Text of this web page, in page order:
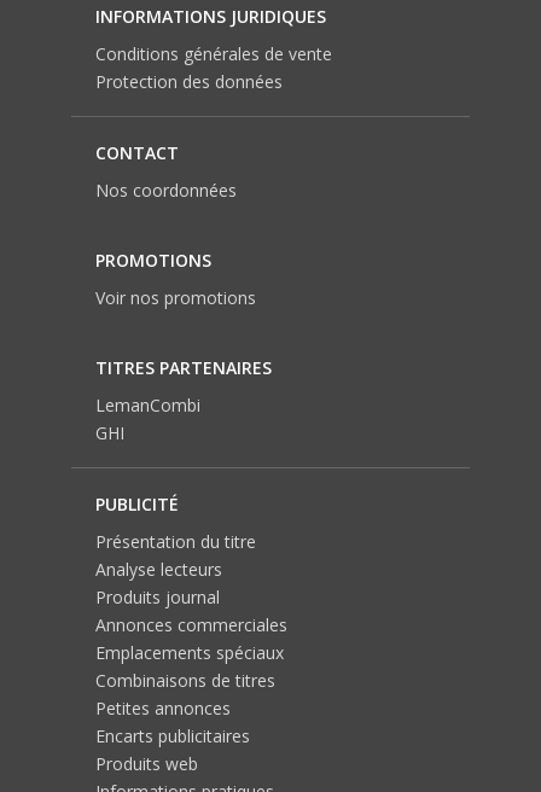
INFORMATIONS JURIDIQUES
Conditions générales de vente
Protection des données
CONTACT
Nos coordonnées
PROMOTIONS
Voir nos promotions
TITRES PARTENAIRES
LemanCombi
GHI
PUBLICITÉ
Présentation du titre
Analyse lecteurs
Produits journal
Annonces commerciales
Emplacements spéciaux
Combinaisons de titres
Petites annonces
Encarts publicitaires
Produits web